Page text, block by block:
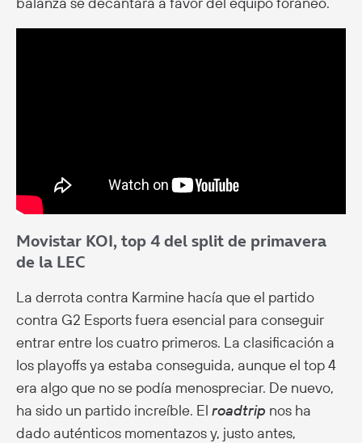
Movistar KOI, top 4 del split de primavera
de la LEC
La derrota contra Karmine hacía que el partido
contra G2 Esports fuera esencial para conseguir
entrar entre los cuatro primeros. La clasificación a
los playoffs ya estaba conseguida, aunque el top 4
era algo que no se podía menospreciar. De nuevo,
ha sido un partido increíble. El roadtrip nos ha
dado auténticos momentazos y, justo antes,